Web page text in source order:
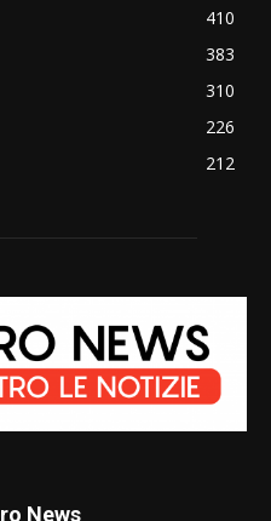
410
383
310
226
212
News